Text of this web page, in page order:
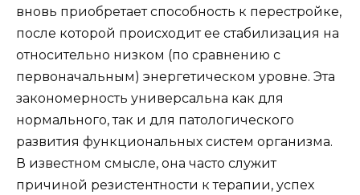
вновь приобретает способность к перестройке,
после которой происходит ее стабилизация на
относительно низком (по сравнению с
первоначальным) энергетическом уровне. Эта
закономерность универсальна как для
нормального, так и для патологического
развития функциональных систем организма.
В известном смысле, она часто служит
причиной резистентности к терапии, успех